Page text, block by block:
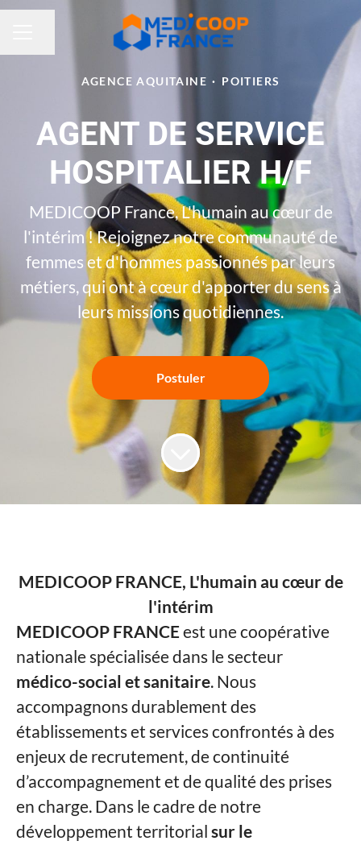
Partager la page
AGENCE AQUITAINE · POITIERS
AGENT DE SERVICE
HOSPITALIER H/F
MEDICOOP France, L'humain au cœur de
l'intérim ! Rejoignez notre communauté de
femmes et d'hommes passionnés par leurs
métiers, qui ont à cœur d'apporter du sens à
leurs missions quotidiennes.
Postuler
MEDICOOP FRANCE, L'humain au cœur de
l'intérim
MEDICOOP FRANCEest une coopérative
nationale spécialisée dans le secteur
médico-social et sanitaire. Nous
accompagnons durablement des
établissements et services confrontés à des
enjeux de recrutement, de continuité
d’accompagnement et de qualité des prises
en charge. Dans le cadre de notre
développement territorial sur le